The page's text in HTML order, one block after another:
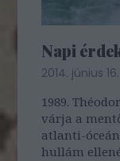
Napi
2014. június 16.
1989.
várja a
atlanti-
hullám